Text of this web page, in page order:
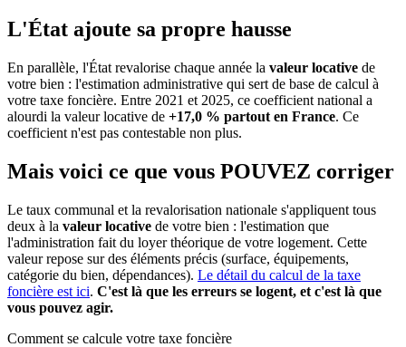
L'État ajoute sa propre hausse
En parallèle, l'État revalorise chaque année la valeur locative de
votre bien : l'estimation administrative qui sert de base de calcul à
votre taxe foncière. Entre 2021 et 2025, ce coefficient national a
alourdi la valeur locative de +17,0 % partout en France. Ce
coefficient n'est pas contestable non plus.
Mais voici ce que vous POUVEZ corriger
Le taux communal et la revalorisation nationale s'appliquent tous
deux à la valeur locative de votre bien : l'estimation que
l'administration fait du loyer théorique de votre logement. Cette
valeur repose sur des éléments précis (surface, équipements,
catégorie du bien, dépendances). Le détail du calcul de la taxe
foncière est ici. C'est là que les erreurs se logent, et c'est là que
vous pouvez agir.
Comment se calcule votre taxe foncière